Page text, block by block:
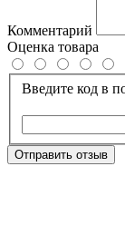
Комментарий
Оценка товара
Введите код в
Отправить отзыв